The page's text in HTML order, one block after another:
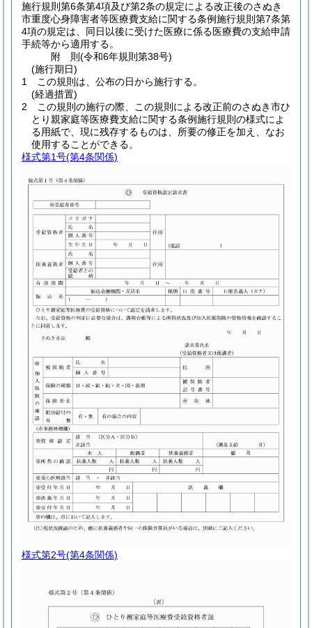
施行規則第6条第4項及び第2条の規定による改正後のさぬき
市重度心身障害者等医療費支給に関する条例施行規則第7条第
4項の規定は、同日以後に受けた医療に係る医療費の支給申請
手続等から適用する。
附 則(令和6年規則第38号)
(施行期日)
1
この規則は、公布の日から施行する。
(経過措置)
2
この規則の施行の際、この規則による改正前のさぬき市ひ
とり親家庭等医療費支給に関する条例施行規則の様式によ
る用紙で、現に残存するものは、所要の修正を加え、なお
使用することができる。
様式第1号(第4条関係)
様式第2号(第4条関係)